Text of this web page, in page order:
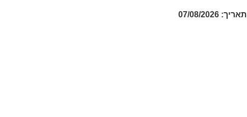
תאריך: 07/08/2026